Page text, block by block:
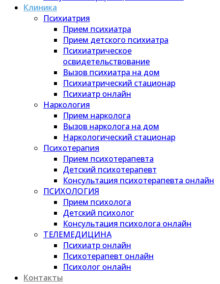
Клиника
Психиатрия
Прием психиатра
Прием детского психиатра
Психиатрическое
освидетельствование
Вызов психиатра на дом
Психиатрический стационар
Психиатр онлайн
Наркология
Прием нарколога
Вызов нарколога на дом
Наркологический стационар
Психотерапия
Прием психотерапевта
Детский психотерапевт
Консультация психотерапевта онлайн
ПСИХОЛОГИЯ
Прием психолога
Детский психолог
Консультация психолога онлайн
ТЕЛЕМЕДИЦИНА
Психиатр онлайн
Психотерапевт онлайн
Психолог онлайн
Контакты